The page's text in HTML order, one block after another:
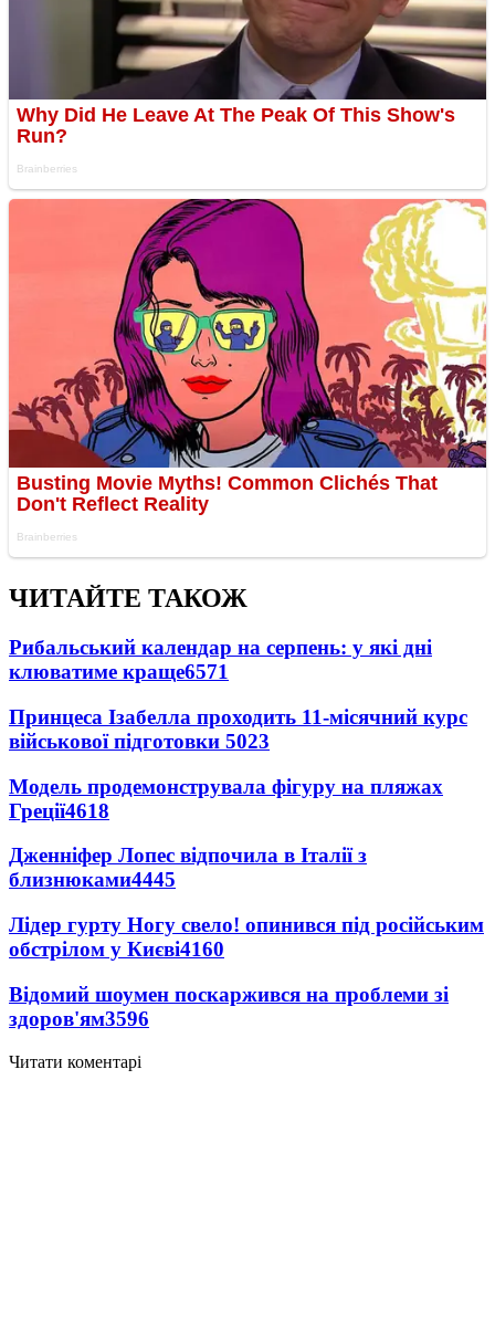
ЧИТАЙТЕ ТАКОЖ
Рибальський календар на серпень: у які дні
клюватиме краще6571
Принцеса Ізабелла проходить 11-місячний курс
військової підготовки 5023
Модель продемонструвала фігуру на пляжах
Греції4618
Дженніфер Лопес відпочила в Італії з
близнюками4445
Лідер гурту Ногу свело! опинився під російським
обстрілом у Києві4160
Відомий шоумен поскаржився на проблеми зі
здоров'ям3596
Читати коментарі